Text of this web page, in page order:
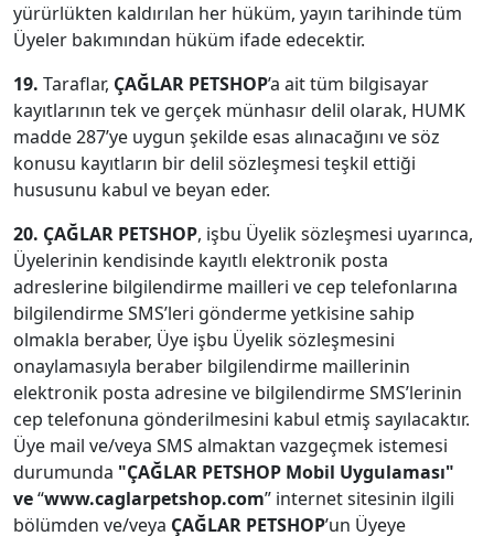
yürürlükten kaldırılan her hüküm, yayın tarihinde tüm
Üyeler bakımından hüküm ifade edecektir.
19. Taraflar, ÇAĞLAR PETSHOP’a ait tüm bilgisayar
kayıtlarının tek ve gerçek münhasır delil olarak, HUMK
madde 287’ye uygun şekilde esas alınacağını ve söz
konusu kayıtların bir delil sözleşmesi teşkil ettiği
hususunu kabul ve beyan eder.
20. ÇAĞLAR PETSHOP, işbu Üyelik sözleşmesi uyarınca,
Üyelerinin kendisinde kayıtlı elektronik posta
adreslerine bilgilendirme mailleri ve cep telefonlarına
bilgilendirme SMS’leri gönderme yetkisine sahip
olmakla beraber, Üye işbu Üyelik sözleşmesini
onaylamasıyla beraber bilgilendirme maillerinin
elektronik posta adresine ve bilgilendirme SMS’lerinin
cep telefonuna gönderilmesini kabul etmiş sayılacaktır.
Üye mail ve/veya SMS almaktan vazgeçmek istemesi
durumunda "ÇAĞLAR PETSHOP Mobil Uygulaması"
ve“www.caglarpetshop.com” internet sitesinin ilgili
bölümden ve/veya ÇAĞLAR PETSHOP’un Üyeye